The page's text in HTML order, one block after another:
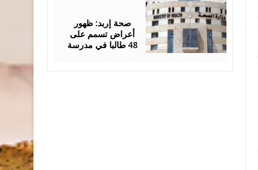
صحة إربد: ظهور
أعراض تسمم على
48 طالبا في مدرسة